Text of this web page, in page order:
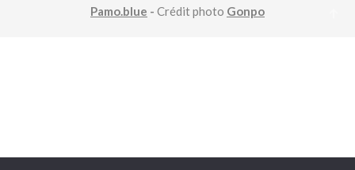
Pamo.blue - Crédit photo Gonpo